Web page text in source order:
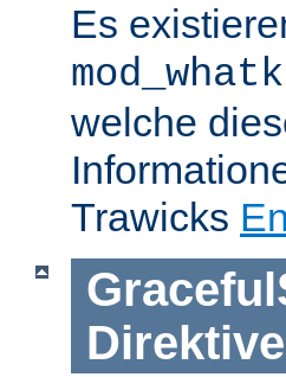
Es
welche
Trawicks
Direktive